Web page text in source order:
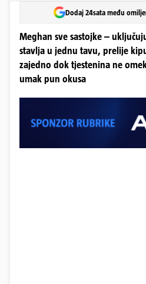
Dodaj 24sata među
Meghan sve sastojke –
stavlja u jednu tavu, prelije
zajedno dok tjestenina ne
umak pun okusa